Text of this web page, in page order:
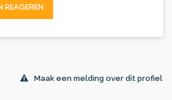
REAGEREN
Maak een melding over dit profiel